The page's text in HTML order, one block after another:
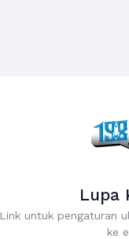
Lupa
Link untuk pengaturan
ke